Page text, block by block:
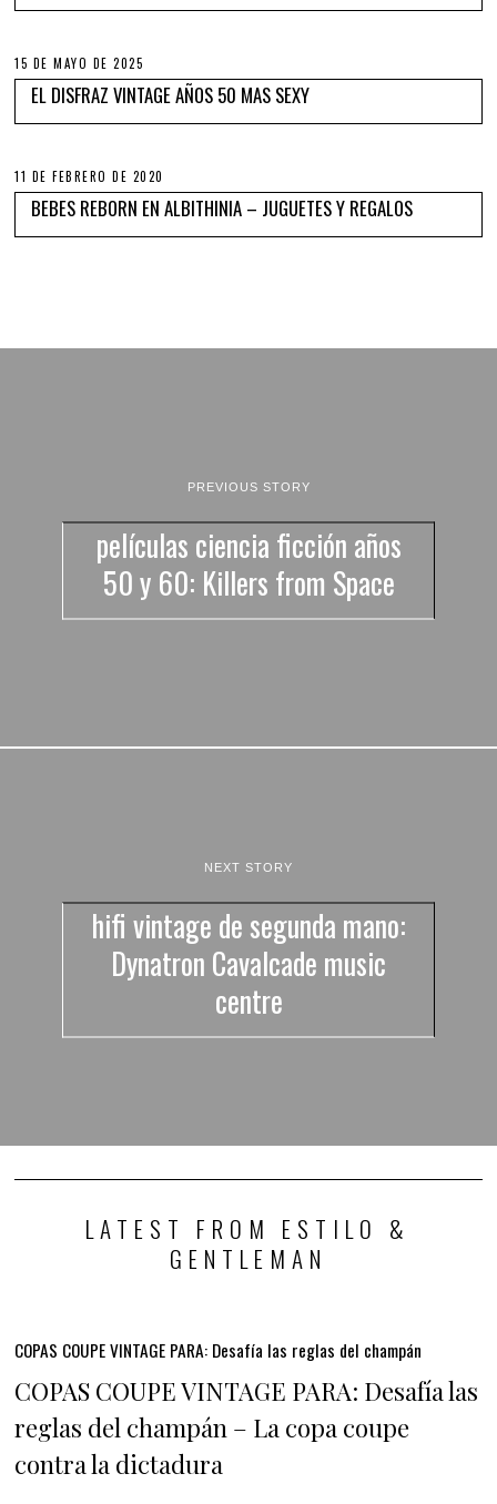
15 DE MAYO DE 2025
EL DISFRAZ VINTAGE AÑOS 50 MAS SEXY
11 DE FEBRERO DE 2020
BEBES REBORN EN ALBITHINIA – JUGUETES Y REGALOS
PREVIOUS STORY
películas ciencia ficción años
50 y 60: Killers from Space
NEXT STORY
hifi vintage de segunda mano:
Dynatron Cavalcade music
centre
LATEST FROM ESTILO &
GENTLEMAN
COPAS COUPE VINTAGE PARA: Desafía las reglas del champán
COPAS COUPE VINTAGE PARA: Desafía las
reglas del champán – La copa coupe
contra la dictadura